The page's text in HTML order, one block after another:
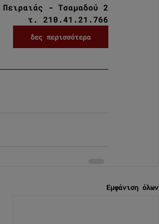
Πειραιάς - Τσαμαδού 2
τ. 210.41.21.766
δες περισσότερα
Εμφάνιση όλων